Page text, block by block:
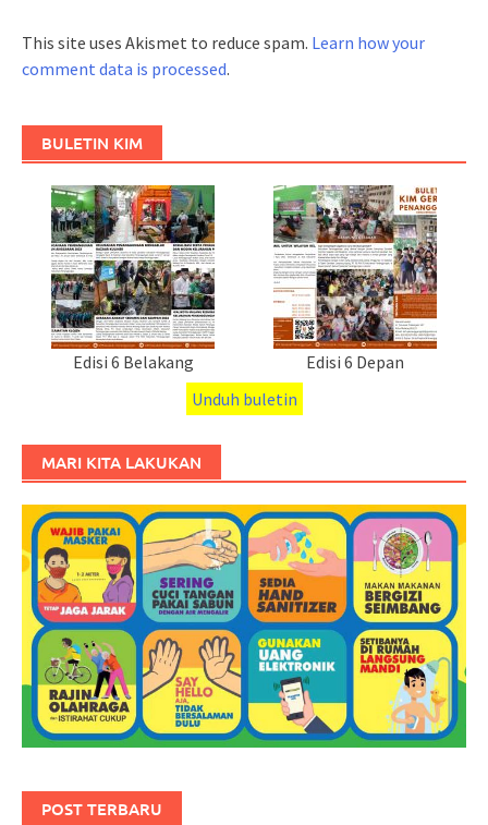
This site uses Akismet to reduce spam. Learn how your
comment data is processed.
BULETIN KIM
Edisi 6 Belakang
Edisi 6 Depan
Unduh buletin
MARI KITA LAKUKAN
POST TERBARU